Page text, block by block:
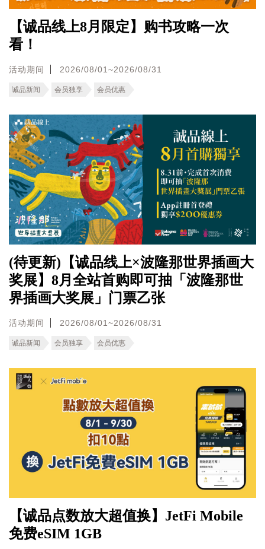
【诚品线上8月限定】购书攻略一次
看！
活动期间 2026/08/01~2026/08/31
诚品新闻 会员独享 会员优惠
(待更新)【诚品线上×波隆那世界插画大
奖展】8月全站首购即可抽「波隆那世
界插画大奖展」门票乙张
活动期间 2026/08/01~2026/08/31
诚品新闻 会员独享 会员优惠
【诚品点数放大超值换】JetFi Mobile
免费eSIM 1GB